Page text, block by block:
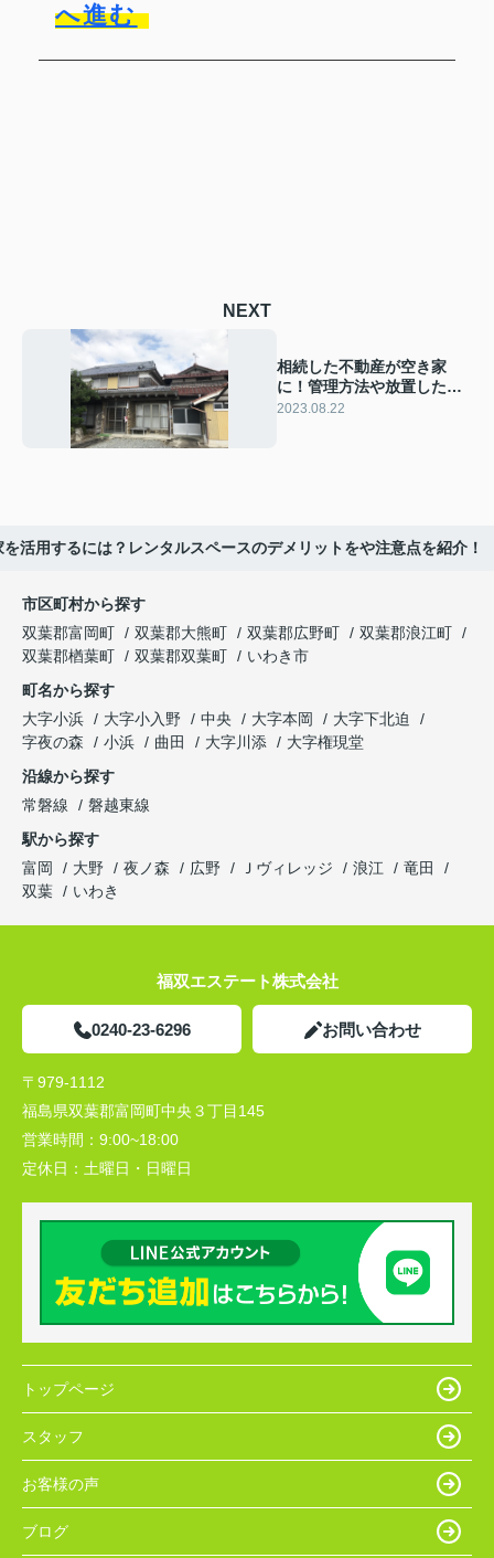
へ進む
NEXT
相続した不動産が空き家
に！管理方法や放置した際
のデメリットなどを解説！
2023.08.22
を活用するには？レンタルスペースのデメリットをや注意点を紹介！
市区町村から探す
双葉郡富岡町
双葉郡大熊町 双葉郡広野町
双葉郡浪江町
双葉郡楢葉町
双葉郡双葉町
いわき市
町名から探す
大字小浜
大字小入野 中央 大字本岡
大字下北迫
字夜の森
小浜 曲田 大字川添
大字権現堂
沿線から探す
常磐線
磐越東線
駅から探す
富岡
大野 夜ノ森 広野 Ｊヴィレッジ 浪江
竜田
双葉
いわき
福双エステート株式会社
0240-23-6296 お問い合わせ
〒979-1112
福島県双葉郡富岡町中央３丁目145
営業時間： 9:00~18:00
定休日： 土曜日・日曜日
トップページ
スタッフ
お客様の声
ブログ